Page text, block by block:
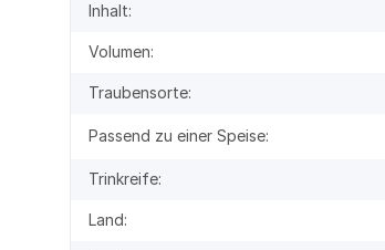
Inhalt:
Volumen:
Traubensorte:
Passend zu einer Speise:
Trinkreife:
Land: